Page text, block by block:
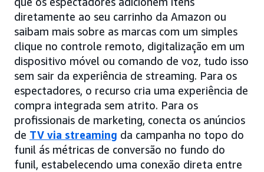
diretamente ao seu carrinho da Amazon ou
saibam mais sobre as marcas com um simples
clique no controle remoto, digitalização em um
dispositivo móvel ou comando de voz, tudo isso
sem sair da experiência de streaming. Para os
espectadores, o recurso cria uma experiência de
compra integrada sem atrito. Para os
profissionais de marketing, conecta os anúncios
de TV via streaming da campanha no topo do
funil ás métricas de conversão no fundo do
funil, estabelecendo uma conexão direta entre